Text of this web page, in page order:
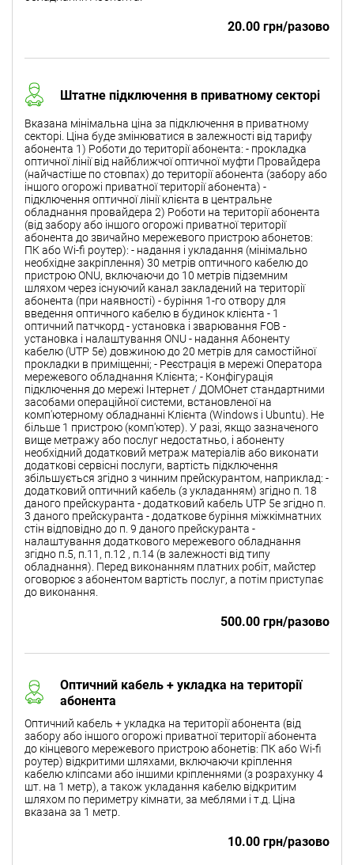
20.00 грн/разово
Штатне підключення в приватному секторі
Вказана мінімальна ціна за підключення в приватному
секторі. Ціна буде змінюватися в залежності від тарифу
абонента 1) Роботи до території абонента: - прокладка
оптичної лінії від найближчої оптичної муфти Провайдера
(найчастіше по стовпах) до території абонента (забору або
іншого огорожі приватної території абонента) -
підключення оптичної лінії клієнта в центральне
обладнання провайдера 2) Роботи на території абонента
(від забору або іншого огорожі приватної території
абонента до звичайно мережевого пристрою абонетов:
ПК або Wi-fi роутер): - надання і укладання (мінімально
необхідне закріплення) 30 метрів оптичного кабелю до
пристрою ONU, включаючи до 10 метрів підземним
шляхом через існуючий канал закладений на території
абонента (при наявності) - буріння 1-го отвору для
введення оптичного кабелю в будинок клієнта - 1
оптичний патчкорд - установка і зварювання FOB -
установка і налаштування ONU - надання Абоненту
кабелю (UTP 5e) довжиною до 20 метрів для самостійної
прокладки в приміщенні; - Реєстрація в мережі Оператора
мережевого обладнання Клієнта; - Конфігурація
підключення до мережі Інтернет / ДОМОнет стандартними
засобами операційної системи, встановленої на
комп'ютерному обладнанні Клієнта (Windows і Ubuntu). Не
більше 1 пристрою (комп'ютер). У разі, якщо зазначеного
вище метражу або послуг недостатньо, і абоненту
необхідний додатковий метраж матеріалів або виконати
додаткові сервісні послуги, вартість підключення
збільшується згідно з чинним прейскурантом, наприклад: -
додатковий оптичний кабель (з укладанням) згідно п. 18
даного прейскуранта - додатковий кабель UTP 5e згідно п.
3 даного прейскуранта - додаткове буріння міжкімнатних
стін відповідно до п. 9 даного прейскуранта -
налаштування додаткового мережевого обладнання
згідно п.5, п.11, п.12 , п.14 (в залежності від типу
обладнання). Перед виконанням платних робіт, майстер
оговорює з абонентом вартість послуг, а потім приступає
до виконання.
500.00 грн/разово
Оптичний кабель + укладка на території
абонента
Оптичний кабель + укладка на території абонента (від
забору або іншого огорожі приватної території абонента
до кінцевого мережевого пристрою абонетів: ПК або Wi-fi
роутер) відкритими шляхами, включаючи кріплення
кабелю кліпсами або іншими кріпленнями (з розрахунку 4
шт. на 1 метр), а також укладання кабелю відкритим
шляхом по периметру кімнати, за меблями і т.д. Ціна
вказана за 1 метр.
10.00 грн/разово